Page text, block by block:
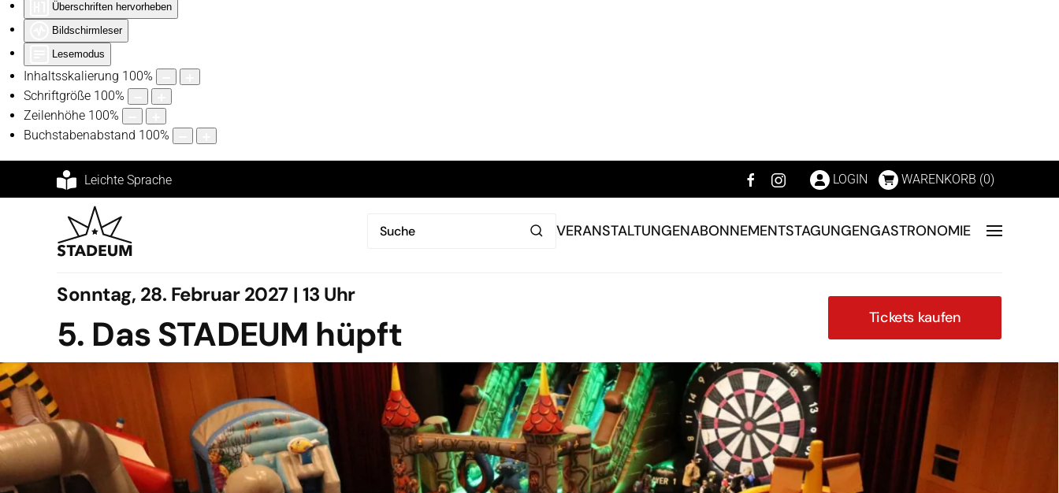
Überschriften hervorheben
Bildschirmleser
Lesemodus
Inhaltsskalierung 100%
Schriftgröße 100%
Zeilenhöhe 100%
Buchstabenabstand 100%
Leichte Sprache LOGIN WARENKORB (0)
VERANSTALTUNGENABONNEMENTSTAGUNGENGASTRONOMIE
Sonntag, 28. Februar 2027 | 13 Uhr
5. Das STADEUM hüpft Tickets kaufen